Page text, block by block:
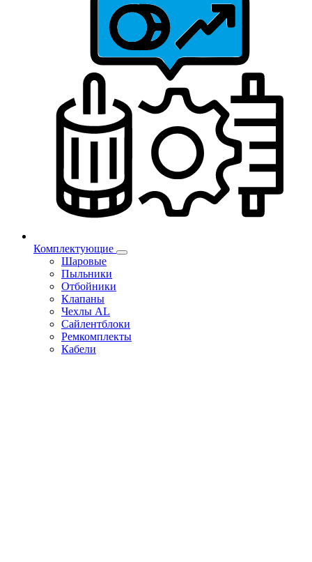
Комплектующие
Шаровые
Пыльники
Отбойники
Клапаны
Чехлы AL
Сайлентблоки
Ремкомплекты
Кабели